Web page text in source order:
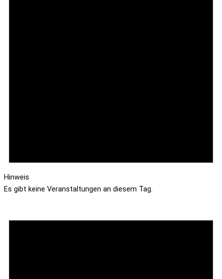
Hinweis
Es gibt keine Veranstaltungen an diesem Tag.